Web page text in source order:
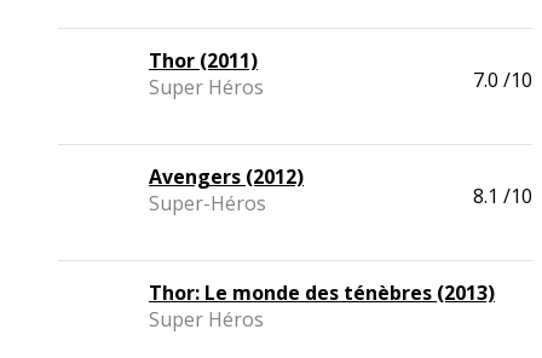
Thor (2011)
Super Héros
7.0 /10
Avengers (2012)
Super-Héros
8.1 /10
Thor: Le monde des ténèbres (2013)
Super Héros